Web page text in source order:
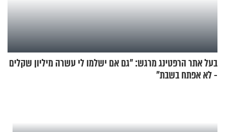
בעל אתר הרפטינג מרגש: "גם אם ישלמו לי עשרה מיליון שקלים
- לא אפתח בשבת"